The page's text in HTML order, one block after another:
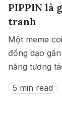
PIPPIN là
tranh
Một meme
đồng dạo
năng tương
biệt? ?
5 min read